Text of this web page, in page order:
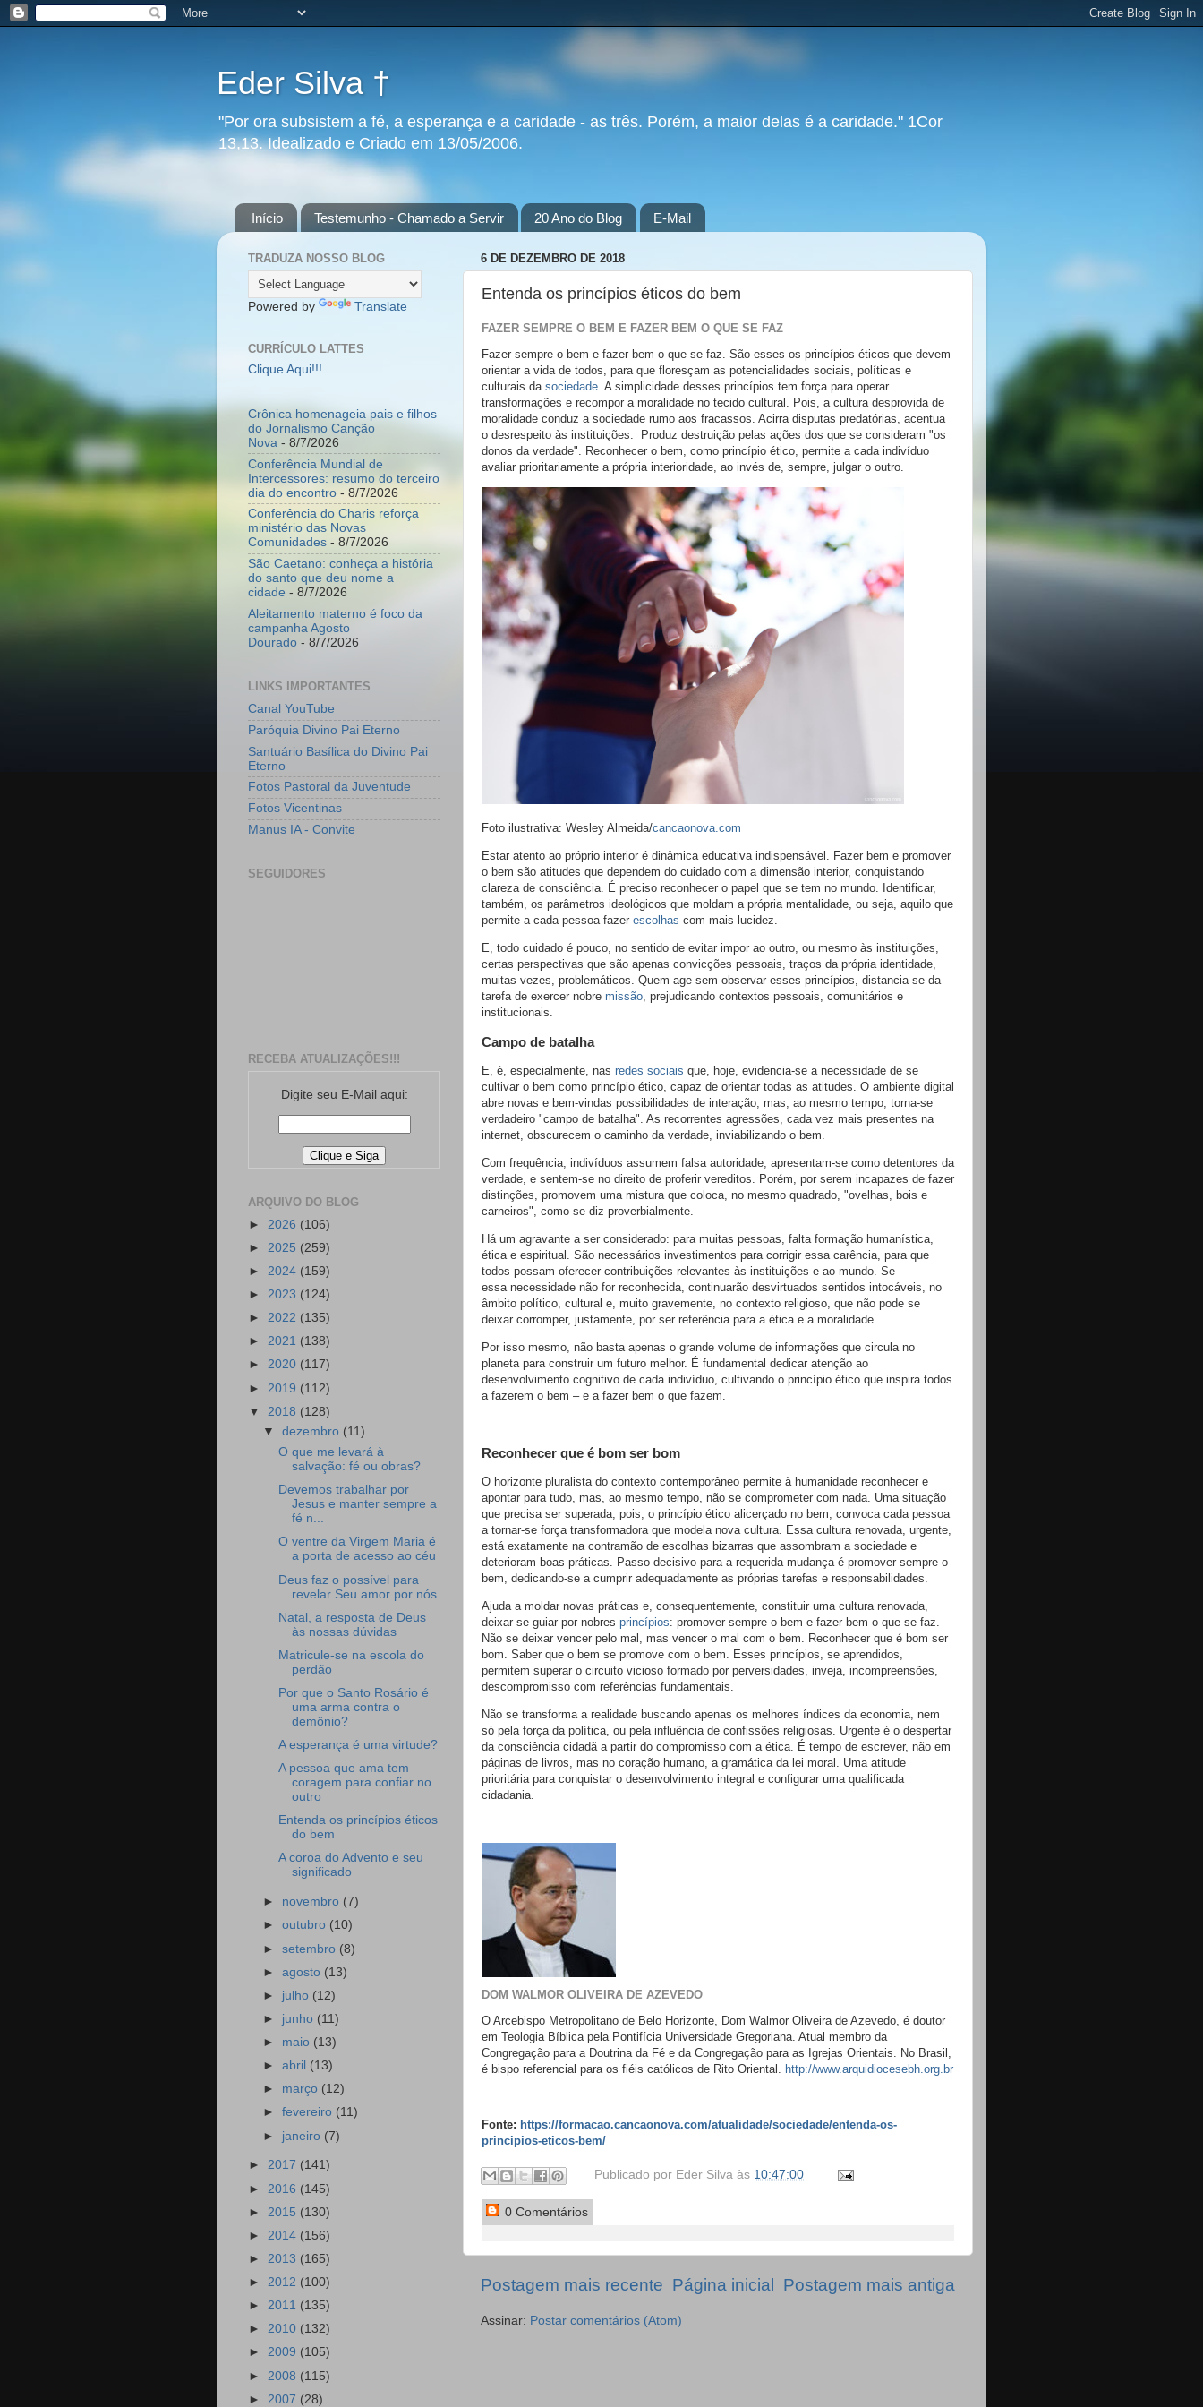
Eder Silva †
"Por ora subsistem a fé, a esperança e a caridade - as três. Porém, a maior delas é a caridade." 1Cor
13,13. Idealizado e Criado em 13/05/2006.
Início Testemunho - Chamado a Servir 20 Ano do Blog E-Mail
6 DE DEZEMBRO DE 2018
Entenda os princípios éticos do bem
FAZER SEMPRE O BEM E FAZER BEM O QUE SE FAZ
Fazer sempre o bem e fazer bem o que se faz. São esses os princípios éticos que devem
orientar a vida de todos, para que floresçam as potencialidades sociais, políticas e
culturais da sociedade. A simplicidade desses princípios tem força para operar
transformações e recompor a moralidade no tecido cultural. Pois, a cultura desprovida de
moralidade conduz a sociedade rumo aos fracassos. Acirra disputas predatórias, acentua
o desrespeito às instituições. Produz destruição pelas ações dos que se consideram "os
donos da verdade". Reconhecer o bem, como princípio ético, permite a cada indivíduo
avaliar prioritariamente a própria interioridade, ao invés de, sempre, julgar o outro.
Foto ilustrativa: Wesley Almeida/cancaonova.com
Estar atento ao próprio interior é dinâmica educativa indispensável. Fazer bem e promover
o bem são atitudes que dependem do cuidado com a dimensão interior, conquistando
clareza de consciência. É preciso reconhecer o papel que se tem no mundo. Identificar,
também, os parâmetros ideológicos que moldam a própria mentalidade, ou seja, aquilo que
permite a cada pessoa fazer escolhas com mais lucidez.
E, todo cuidado é pouco, no sentido de evitar impor ao outro, ou mesmo às instituições,
certas perspectivas que são apenas convicções pessoais, traços da própria identidade,
muitas vezes, problemáticos. Quem age sem observar esses princípios, distancia-se da
tarefa de exercer nobre missão, prejudicando contextos pessoais, comunitários e
institucionais.
Campo de batalha
E, é, especialmente, nas redes sociais que, hoje, evidencia-se a necessidade de se
cultivar o bem como princípio ético, capaz de orientar todas as atitudes. O ambiente digital
abre novas e bem-vindas possibilidades de interação, mas, ao mesmo tempo, torna-se
verdadeiro "campo de batalha". As recorrentes agressões, cada vez mais presentes na
internet, obscurecem o caminho da verdade, inviabilizando o bem.
Com frequência, indivíduos assumem falsa autoridade, apresentam-se como detentores da
verdade, e sentem-se no direito de proferir vereditos. Porém, por serem incapazes de fazer
distinções, promovem uma mistura que coloca, no mesmo quadrado, "ovelhas, bois e
carneiros", como se diz proverbialmente.
Há um agravante a ser considerado: para muitas pessoas, falta formação humanística,
ética e espiritual. São necessários investimentos para corrigir essa carência, para que
todos possam oferecer contribuições relevantes às instituições e ao mundo. Se
essa necessidade não for reconhecida, continuarão desvirtuados sentidos intocáveis, no
âmbito político, cultural e, muito gravemente, no contexto religioso, que não pode se
deixar corromper, justamente, por ser referência para a ética e a moralidade.
Por isso mesmo, não basta apenas o grande volume de informações que circula no
planeta para construir um futuro melhor. É fundamental dedicar atenção ao
desenvolvimento cognitivo de cada indivíduo, cultivando o princípio ético que inspira todos
a fazerem o bem – e a fazer bem o que fazem.
Reconhecer que é bom ser bom
O horizonte pluralista do contexto contemporâneo permite à humanidade reconhecer e
apontar para tudo, mas, ao mesmo tempo, não se comprometer com nada. Uma situação
que precisa ser superada, pois, o princípio ético alicerçado no bem, convoca cada pessoa
a tornar-se força transformadora que modela nova cultura. Essa cultura renovada, urgente,
está exatamente na contramão de escolhas bizarras que assombram a sociedade e
deterioram boas práticas. Passo decisivo para a requerida mudança é promover sempre o
bem, dedicando-se a cumprir adequadamente as próprias tarefas e responsabilidades.
Ajuda a moldar novas práticas e, consequentemente, constituir uma cultura renovada,
deixar-se guiar por nobres princípios: promover sempre o bem e fazer bem o que se faz.
Não se deixar vencer pelo mal, mas vencer o mal com o bem. Reconhecer que é bom ser
bom. Saber que o bem se promove com o bem. Esses princípios, se aprendidos,
permitem superar o circuito vicioso formado por perversidades, inveja, incompreensões,
descompromisso com referências fundamentais.
Não se transforma a realidade buscando apenas os melhores índices da economia, nem
só pela força da política, ou pela influência de confissões religiosas. Urgente é o despertar
da consciência cidadã a partir do compromisso com a ética. É tempo de escrever, não em
páginas de livros, mas no coração humano, a gramática da lei moral. Uma atitude
prioritária para conquistar o desenvolvimento integral e configurar uma qualificada
cidadania.
DOM WALMOR OLIVEIRA DE AZEVEDO
O Arcebispo Metropolitano de Belo Horizonte, Dom Walmor Oliveira de Azevedo, é doutor
em Teologia Bíblica pela Pontifícia Universidade Gregoriana. Atual membro da
Congregação para a Doutrina da Fé e da Congregação para as Igrejas Orientais. No Brasil,
é bispo referencial para os fiéis católicos de Rito Oriental.
http://www.arquidiocesebh.org.br
Fonte: https://formacao.cancaonova.com/atualidade/sociedade/entenda-os-
principios-eticos-bem/
Publicado por Eder Silva às 10:47:00
0 Comentários
Postagem mais recente Postagem mais antiga
Página inicial
Assinar: Postar comentários (Atom)
TRADUZA NOSSO BLOG
Powered by Translate
CURRÍCULO LATTES
Clique Aqui!!!
Crônica homenageia pais e filhos
do Jornalismo Canção
Nova - 8/7/2026
Conferência Mundial de
Intercessores: resumo do terceiro
dia do encontro - 8/7/2026
Conferência do Charis reforça
ministério das Novas
Comunidades - 8/7/2026
São Caetano: conheça a história
do santo que deu nome a
cidade - 8/7/2026
Aleitamento materno é foco da
campanha Agosto
Dourado - 8/7/2026
LINKS IMPORTANTES
Canal YouTube
Paróquia Divino Pai Eterno
Santuário Basílica do Divino Pai
Eterno
Fotos Pastoral da Juventude
Fotos Vicentinas
Manus IA - Convite
SEGUIDORES
RECEBA ATUALIZAÇÕES!!!
Digite seu E-Mail aqui:
ARQUIVO DO BLOG
► 2026 (106)
► 2025 (259)
► 2024 (159)
► 2023 (124)
► 2022 (135)
► 2021 (138)
► 2020 (117)
► 2019 (112)
▼ 2018 (128)
▼dezembro (11)
O que me levará à
salvação: fé ou obras?
Devemos trabalhar por
Jesus e manter sempre a
fé n...
O ventre da Virgem Maria é
a porta de acesso ao céu
Deus faz o possível para
revelar Seu amor por nós
Natal, a resposta de Deus
às nossas dúvidas
Matricule-se na escola do
perdão
Por que o Santo Rosário é
uma arma contra o
demônio?
A esperança é uma virtude?
A pessoa que ama tem
coragem para confiar no
outro
Entenda os princípios éticos
do bem
A coroa do Advento e seu
significado
► novembro (7)
►outubro (10)
►setembro (8)
►agosto (13)
► julho (12)
► junho (11)
► maio (13)
►abril (13)
► março (12)
►fevereiro (11)
► janeiro (7)
► 2017 (141)
► 2016 (145)
► 2015 (130)
► 2014 (156)
► 2013 (165)
► 2012 (100)
► 2011 (135)
► 2010 (132)
► 2009 (105)
► 2008 (115)
► 2007 (28)